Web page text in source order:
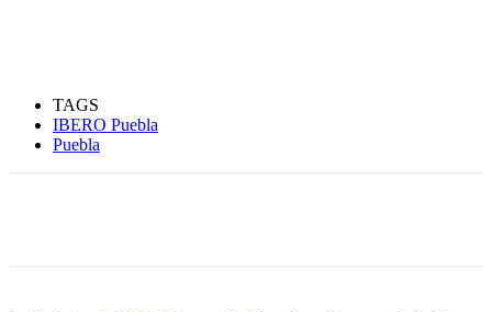
TAGS
IBERO Puebla
Puebla